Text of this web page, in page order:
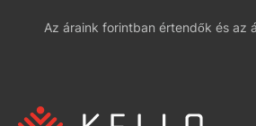
Az áraink forintban értendők és az